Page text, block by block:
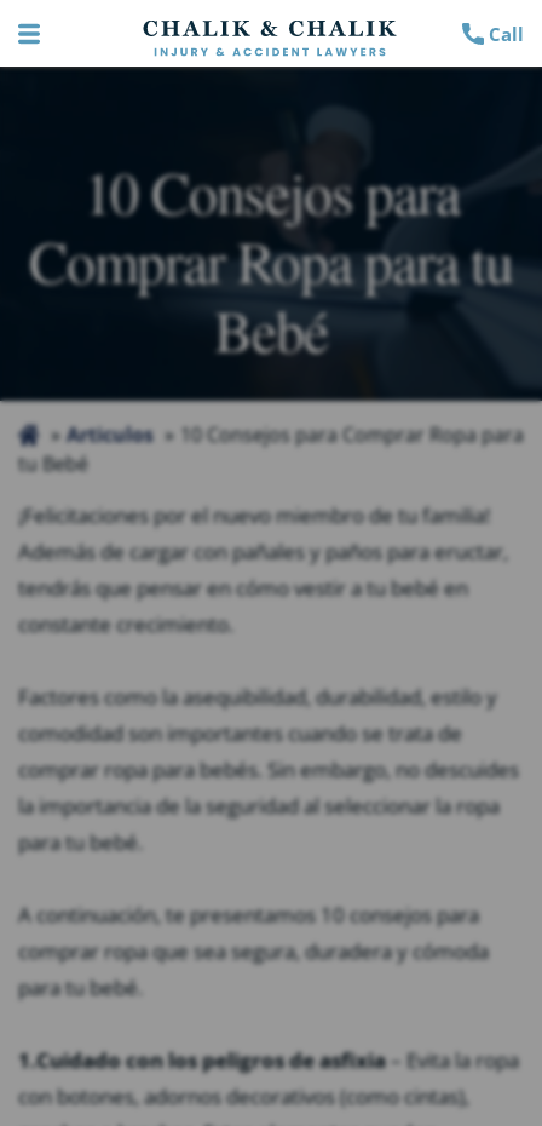
Call
10 Consejos para
Comprar Ropa para tu
Bebé
Articulos
10 Consejos para Comprar Ropa para
tu Bebé
¡Felicitaciones por el nuevo miembro de tu familia!
Además de cargar con pañales y paños para eructar,
tendrás que pensar en cómo vestir a tu bebé en
constante crecimiento.
Factores como la asequibilidad, durabilidad, estilo y
comodidad son importantes cuando se trata de
comprar ropa para bebés. Sin embargo, no descuides
la importancia de la seguridad al seleccionar la ropa
para tu bebé.
A continuación, te presentamos 10 consejos para
comprar ropa que sea segura, duradera y cómoda
para tu bebé.
1.Cuidado con los peligros de asfixia– Evita la ropa
con botones, adornos decorativos (como cintas),